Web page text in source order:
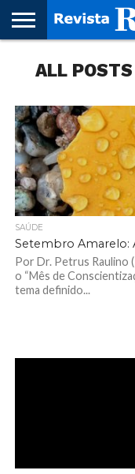
REVISTA
RMC
PROJETO
CULTURAL
RMC – 20
CIDADES
ARTE &
CULTURA
NOTÍCIAS
CORPORATIVAS
EDIÇÕES
ANTERIORES
PARCEIROS
FAÇA
O
FALE
CONOSCO
ALL
SAÚDE
Setembro Amarelo:
Por Dr. Petrus Raulino
o “Mês de
tema definido...